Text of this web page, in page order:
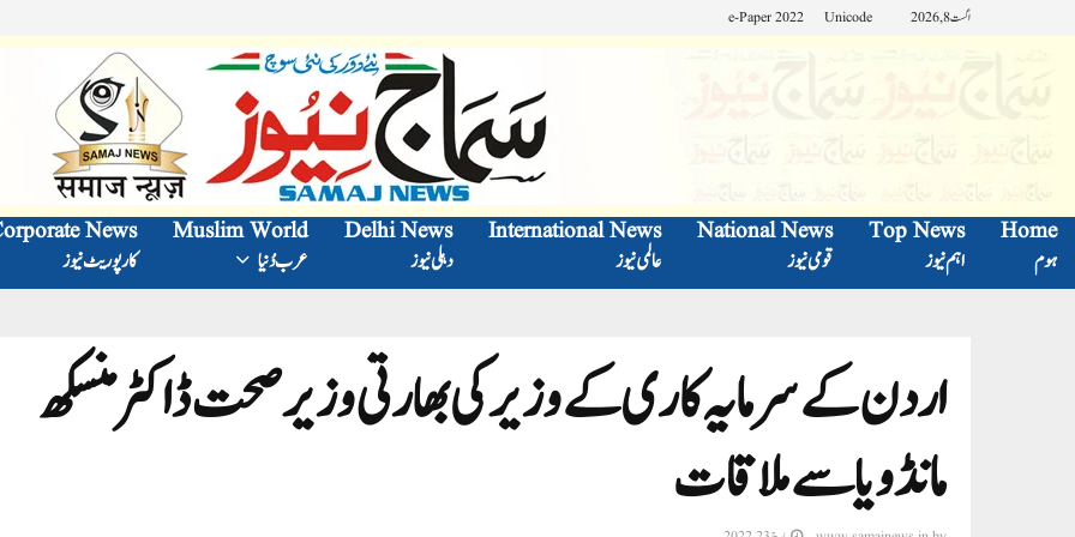
اگست 8, 2026 Unicode
e-Paper 2022
Home
ہوم
Top News
اہم نیوز
National News
قومی نیوز
International News
عالمی نیوز
Delhi News
دہلی نیوز
Muslim World
عرب دُنیا
News
کارپوریٹ نیوز
اردن کے سرمایہ کاری کے وزیر کی بھارتی وزیر صحت ڈاکٹر منسکھ
مانڈویا سے ملاقات